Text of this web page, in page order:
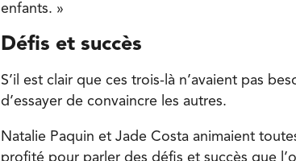
enfants. »
Défis et succès
S’il est clair que ces trois-là n’avaient pas
d’essayer de convaincre les autres.
Natalie Paquin et Jade Costa animaient
profité pour parler des défis et succès que